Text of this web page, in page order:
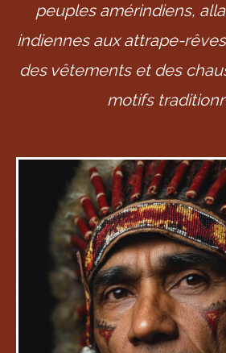
peuples amérindiens,
indiennes aux attrape-
des vêtements et des
motifs